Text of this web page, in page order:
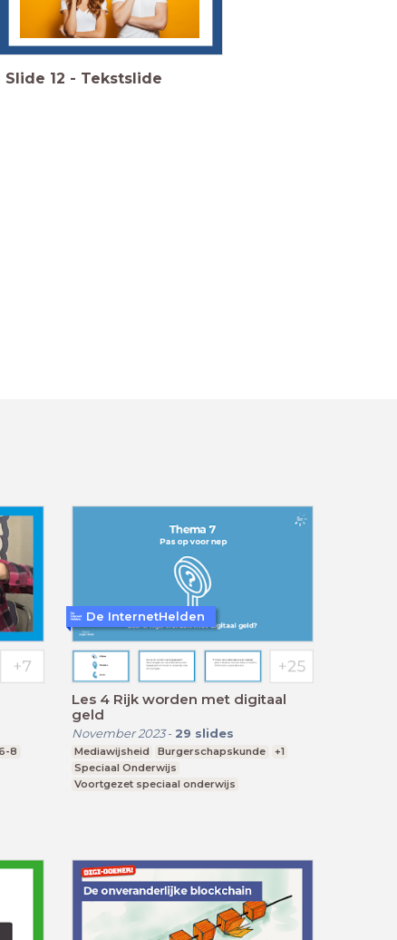
Slide 12 - Tekstslide
8
Les 4 Rijk worden met digitaal
geld
November 2023- 29 slides
Mediawijsheid Burgerschapskunde
+1
Speciaal Onderwijs
Voortgezet speciaal onderwijs
De InternetHelden